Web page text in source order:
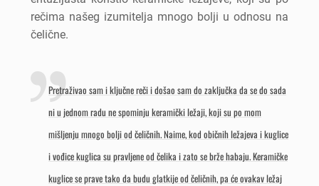
rečima našeg izumitelja mnogo bolji u odnosu na
čelične.
Pretraživao sam i ključne reči i došao sam do zaključka da se do sada
ni u jednom radu ne spominju keramički ležaji, koji su po mom
mišljenju mnogo bolji od čeličnih. Naime, kod običnih ležajeva i kuglice
i vođice kuglica su pravljene od čelika i zato se brže habaju. Keramičke
kuglice se prave tako da budu glatkije od čeličnih, pa će ovakav ležaj